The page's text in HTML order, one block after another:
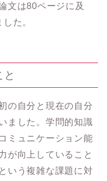
文は80ページに及
た。
の自分と現在の自分
ました。学問的知識
ミュニケーション能
が向上していること
いう複雑な課題に対